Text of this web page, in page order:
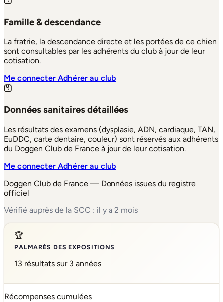
Famille & descendance
La fratrie, la descendance directe et les portées de ce chien
sont consultables par les adhérents du club à jour de leur
cotisation.
Me connecterAdhérer au club
Données sanitaires détaillées
Les résultats des examens (dysplasie, ADN, cardiaque, TAN,
EuDDC, carte dentaire, couleur) sont réservés aux adhérents
du Doggen Club de France à jour de leur cotisation.
Me connecterAdhérer au club
Doggen Club de France — Données issues du registre
officiel
Vérifié auprès de la SCC : il y a 2 mois
🏆
PALMARÈS DES EXPOSITIONS
13 résultats sur 3 années
Récompenses cumulées